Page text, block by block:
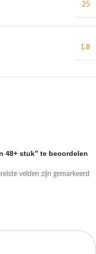
25
1.8
48+ stuk” te beoordelen
velden zijn gemarkeerd